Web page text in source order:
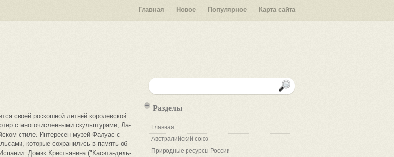
Главная Новое Популярное Карта сайта
своей роскошной летней королевской
с многочисленными скульптурами, Ла-
стиле. Интересен музей Фалуас с
которые сохранились в память об
Домик Крестьянина ("Касита-дель-
Разделы
Главная
Австралийский союз
Природные ресурсы России